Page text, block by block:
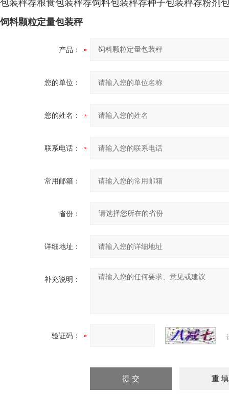
包装秤荐粮食包装秤荐饲料包装秤荐种子包装秤荐粉剂
饲料颗粒定量包装秤
产品：
您的单位：
您的姓名：
联系电话：
常用邮箱：
省份：
详细地址：
补充说明：
验证码：